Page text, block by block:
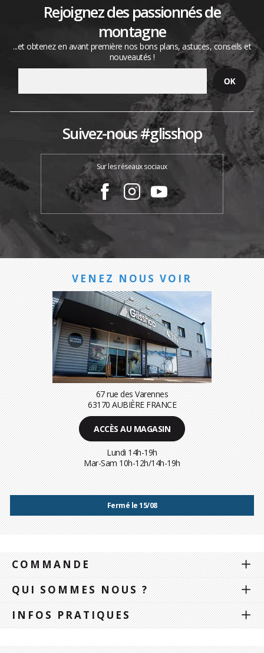
Rejoignez des passionnés de
montagne
...et obtenez en avant première nos bons plans, astuces, conseils et
nouveautés !
Suivez-nous #glisshop
Sur les réseaux sociaux
VENEZ NOUS VOIR
67 rue des Varennes
63170 AUBIÈRE FRANCE
ACCÈS AU MAGASIN
Lundi 14h-19h
Mar-Sam 10h-12h/14h-19h
Fermé le 15/08
COMMANDE
QUI SOMMES NOUS ?
INFOS PRATIQUES